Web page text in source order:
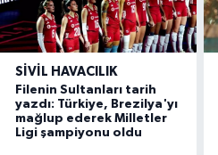
SIVIL HAVACILIK
Filenin Sultanları tarih
yazdı: Türkiye, Brezilya'yı
mağlup ederek Milletler
Ligi şampiyonu oldu